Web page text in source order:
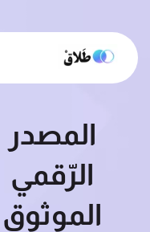
المصدر
الرّقمي
الموثوق